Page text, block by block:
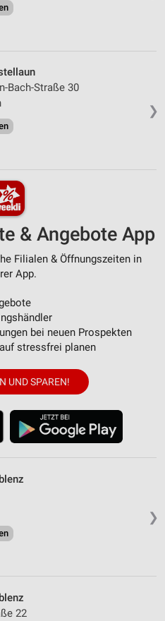
❯
Bach-Straße 30
& Angebote App
Filialen & Öffnungszeiten in
App.
bei neuen Prospekten
stressfrei planen
UND SPAREN!
❯
22